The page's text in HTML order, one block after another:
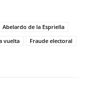
Abelardo de la Espriella
vuelta
Fraude electoral